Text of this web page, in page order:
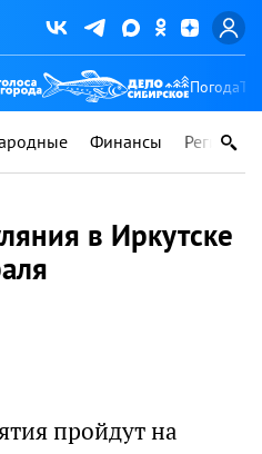
Погода
Финансы Регионы
в Иркутске
пройдут на